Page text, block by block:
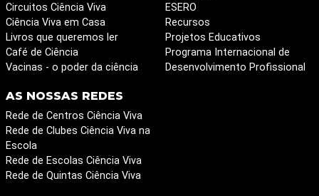
Circuitos Ciência Viva
Ciência Viva em Casa
Livros que queremos ler
Café de Ciência
Vacinas - o poder da ciência
ESERO
Recursos
Projetos Educativos
Programa Internacional de
Desenvolvimento Profissional
AS NOSSAS REDES
Rede de Centros Ciência Viva
Rede de Clubes Ciência Viva na
Escola
Rede de Escolas Ciência Viva
Rede de Quintas Ciência Viva